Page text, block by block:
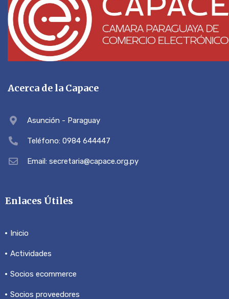
Acerca de la Capace
Asunción - Paraguay
Teléfono: 0984 644447
Email: secretaria@capace.org.py
Enlaces Útiles
Inicio
Actividades
Socios ecommerce
Socios proveedores